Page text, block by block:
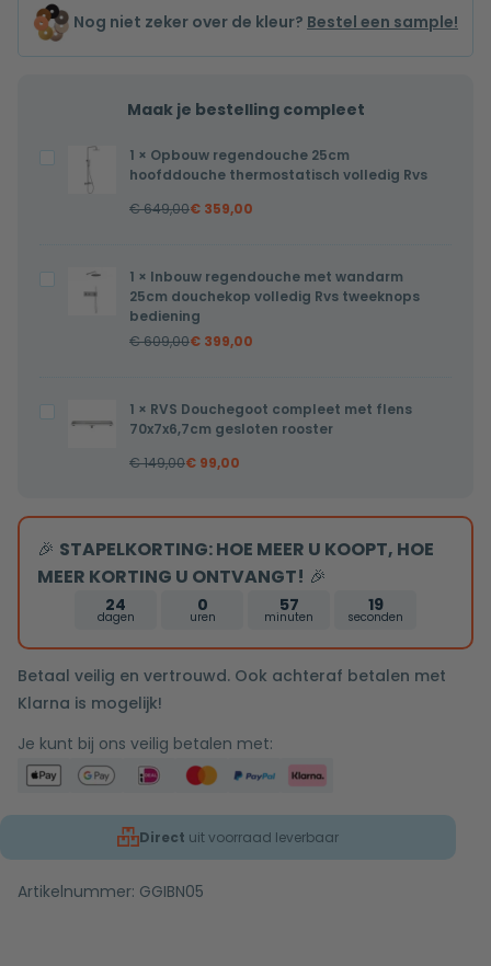
Nog niet zeker over de kleur? Bestel een sample!
Maak je bestelling compleet
Opbouw
regendouche
thermostatisch
volledig
1 × Opbouw regendouche 25cm
hoofddouche thermostatisch volledig Rvs
€649,00€ 359,00
Inbouw
regendouche
douchekop
1 × Inbouw regendouche met wandarm
25cm douchekop volledig Rvs tweeknops
bediening
€609,00€ 399,00
Douchegoot
compleet
flens
70x7x6,7cm
gesloten
rooster
1 × RVS Douchegoot compleet met flens
70x7x6,7cm gesloten rooster
€149,00€ 99,00
🎉 STAPELKORTING: HOE MEER U KOOPT, HOE
MEER KORTING U ONTVANGT! 🎉
24
dagen
0
uren
57
minuten
18
seconden
Betaal veilig en vertrouwd. Ook achteraf betalen met
Klarna is mogelijk!
Je kunt bij ons veilig betalen met:
Direct uit voorraad leverbaar
Artikelnummer: GGIBN05